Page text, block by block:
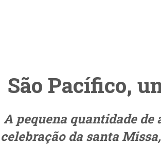
São Pacífico,
A pequena quantidade de
celebração da santa